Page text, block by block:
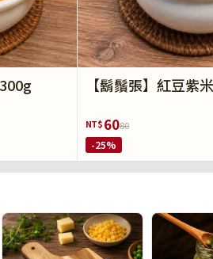
【鬍鬚張】紅豆紫
NT$6080
-25%